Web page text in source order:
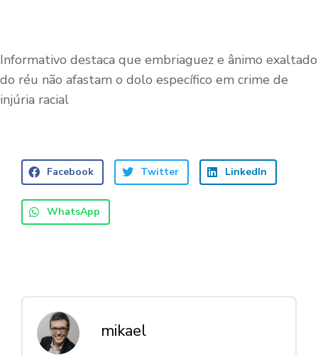
Informativo destaca que embriaguez e ânimo exaltado
do réu não afastam o dolo específico em crime de
injúria racial
Facebook Twitter LinkedIn
WhatsApp
mikael